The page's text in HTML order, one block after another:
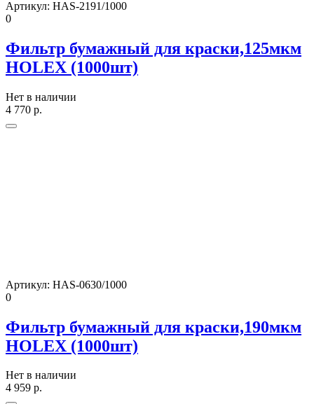
Артикул: HAS-2191/1000
0
Фильтр бумажный для краски,125мкм
HOLEX (1000шт)
Нет в наличии
4 770 р.
Артикул: HAS-0630/1000
0
Фильтр бумажный для краски,190мкм
HOLEX (1000шт)
Нет в наличии
4 959 р.